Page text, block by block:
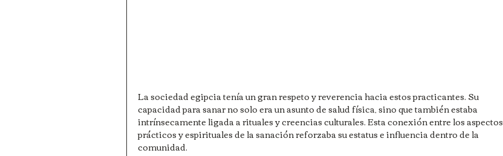
La sociedad egipcia tenía un gran respeto y reverencia hacia estos practicantes. Su
capacidad para sanar no solo era un asunto de salud física, sino que también estaba
intrínsecamente ligada a rituales y creencias culturales. Esta conexión entre los aspectos
prácticos y espirituales de la sanación reforzaba su estatus e influencia dentro de la
comunidad.